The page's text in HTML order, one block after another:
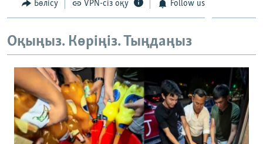
Бөлісу VPN-сіз оқу Follow us
Оқыңыз. Көріңіз. Тыңдаңыз